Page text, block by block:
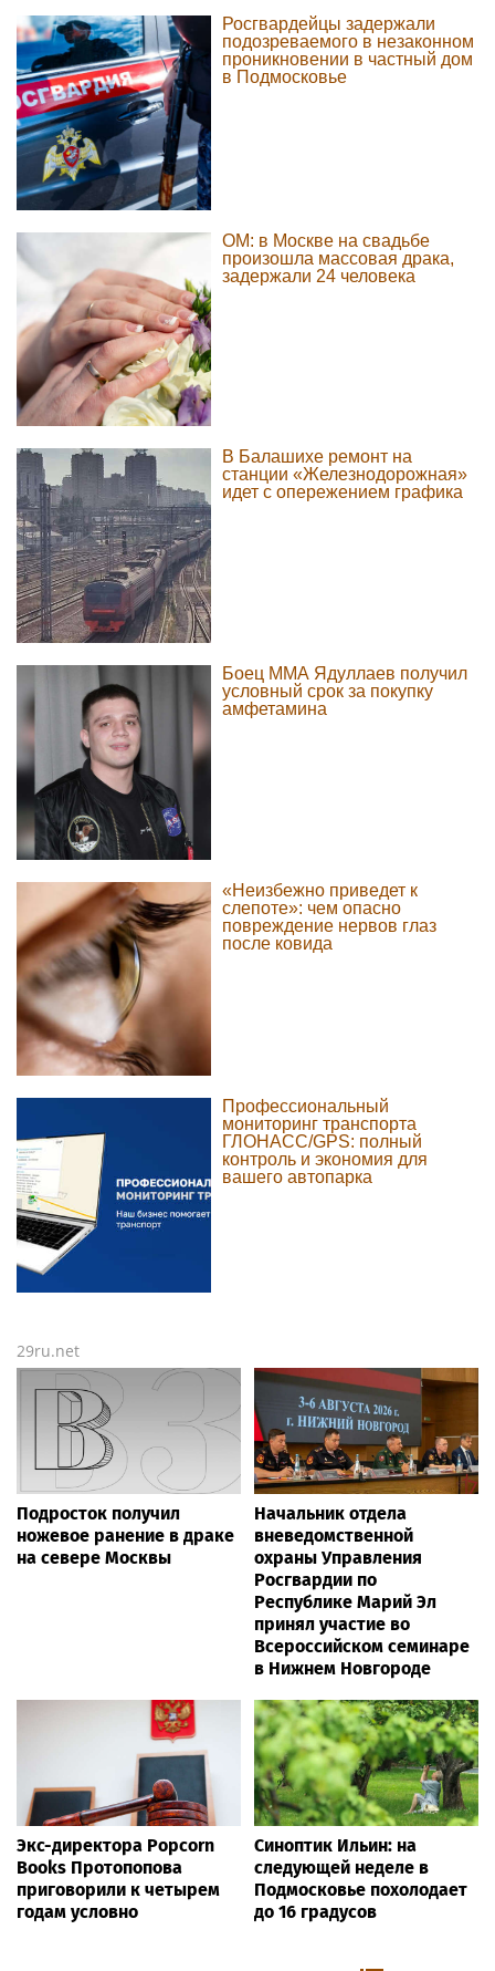
Росгвардейцы задержали
подозреваемого в незаконном
проникновении в частный дом
в Подмосковье
ОМ: в Москве на свадьбе
произошла массовая драка,
задержали 24 человека
В Балашихе ремонт на
станции «Железнодорожная»
идет с опережением графика
Боец ММА Ядуллаев получил
условный срок за покупку
амфетамина
«Неизбежно приведет к
слепоте»: чем опасно
повреждение нервов глаз
после ковида
Профессиональный
мониторинг транспорта
ГЛОНАСС/GPS: полный
контроль и экономия для
вашего автопарка
29ru.net
Подросток получил
ножевое ранение в драке
на севере Москвы
Начальник отдела
вневедомственной
охраны Управления
Росгвардии по
Республике Марий Эл
принял участие во
Всероссийском семинаре
в Нижнем Новгороде
Экс-директора Popcorn
Books Протопопова
приговорили к четырем
годам условно
Синоптик Ильин: на
следующей неделе в
Подмосковье похолодает
до 16 градусов